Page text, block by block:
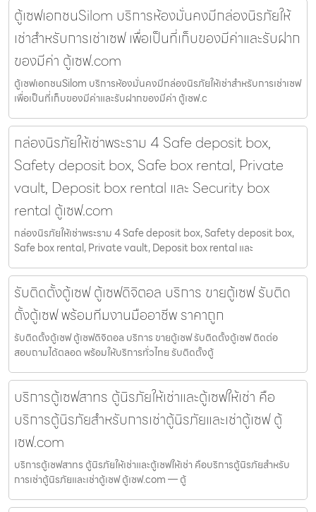
ตู้เซฟเอกชนSilom บริการห้องมั่นคงมีกล่องนิรภัยให้
เช่าสำหรับการเช่าเซฟ เพื่อเป็นที่เก็บของมีค่าและรับฝาก
ของมีค่า ตู้เซฟ.com
ตู้เซฟเอกชนSilom บริการห้องมั่นคงมีกล่องนิรภัยให้เช่าสำหรับการเช่าเซฟ
เพื่อเป็นที่เก็บของมีค่าและรับฝากของมีค่า ตู้เซฟ.c
กล่องนิรภัยให้เช่าพระราม 4 Safe deposit box,
Safety deposit box, Safe box rental, Private
vault, Deposit box rental และ Security box
rental ตู้เซฟ.com
กล่องนิรภัยให้เช่าพระราม 4 Safe deposit box, Safety deposit box,
Safe box rental, Private vault, Deposit box rental และ
รับติดตั้งตู้เซฟ ตู้เซฟดิจิตอล บริการ ขายตู้เซฟ รับติด
ตั้งตู้เซฟ พร้อมทีมงานมืออาชีพ ราคาถูก
รับติดตั้งตู้เซฟ ตู้เซฟดิจิตอล บริการ ขายตู้เซฟ รับติดตั้งตู้เซฟ ติดต่อ
สอบถามได้ตลอด พร้อมให้บริการทั่วไทย รับติดตั้งตู้
บริการตู้เซฟสาทร ตู้นิรภัยให้เช่าและตู้เซฟให้เช่า คือ
บริการตู้นิรภัยสำหรับการเช่าตู้นิรภัยและเช่าตู้เซฟ ตู้
เซฟ.com
บริการตู้เซฟสาทร ตู้นิรภัยให้เช่าและตู้เซฟให้เช่า คือบริการตู้นิรภัยสำหรับ
การเช่าตู้นิรภัยและเช่าตู้เซฟ ตู้เซฟ.com — ตู้